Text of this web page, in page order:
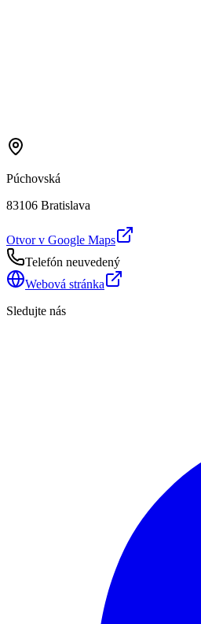
Púchovská
83106 Bratislava
Otvor v Google Maps
Telefón neuvedený
Webová stránka
Sledujte nás